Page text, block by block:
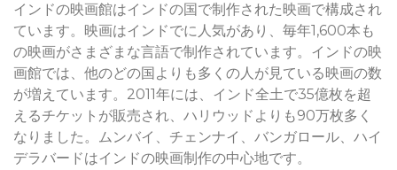
インドの映画館はインドの国で制作された映画で構成され
ています。映画はインドでに人気があり、毎年1,600本も
の映画がさまざまな言語で制作されています。インドの映
画館では、他のどの国よりも多くの人が見ている映画の数
が増えています。2011年には、インド全土で35億枚を超
えるチケットが販売され、ハリウッドよりも90万枚多く
なりました。ムンバイ、チェンナイ、バンガロール、ハイ
デラバードはインドの映画制作の中心地です。